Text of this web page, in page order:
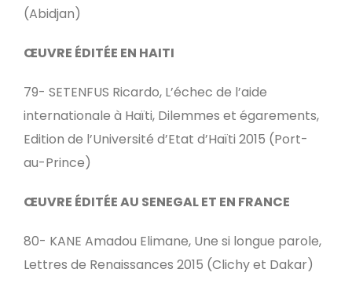
(Abidjan)
ŒUVRE ÉDITÉE EN HAITI
79- SETENFUS Ricardo, L’échec de l’aide
internationale à Haïti, Dilemmes et égarements,
Edition de l’Université d’Etat d’Haïti 2015 (Port-
au-Prince)
ŒUVRE ÉDITÉE AU SENEGAL ET EN FRANCE
80- KANE Amadou Elimane, Une si longue parole,
Lettres de Renaissances 2015 (Clichy et Dakar)